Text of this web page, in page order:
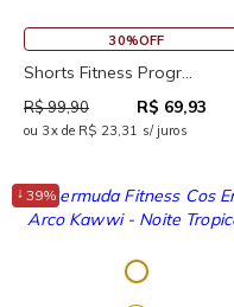
30%OFF
Shorts Fitness Progr...
R$ 99,90 R$ 69,93
ou 3x de R$ 23,31 s/ juros
↓ 39%